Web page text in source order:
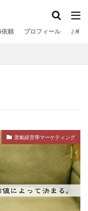
依頼 プロフィール お問
景氣経営學マーケティング